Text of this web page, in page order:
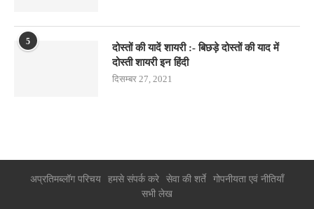
5
दोस्तों की यादें शायरी :- बिछड़े दोस्तों की याद में
दोस्ती शायरी इन हिंदी
दिसम्बर 27, 2021
अप्रतिमब्लॉग परिचय हमसे संपर्क करे सेवा की शर्ते
गोपनीयता एवं नीतियाँ
सभी लेख